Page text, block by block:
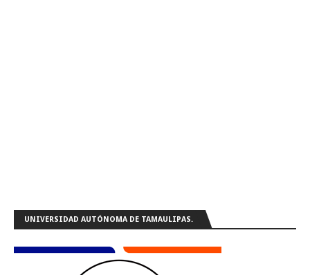
UNIVERSIDAD AUTÓNOMA DE TAMAULIPAS.